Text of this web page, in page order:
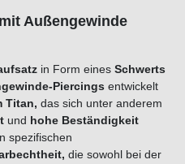
Außengewinde
in Form eines Schwerts
Piercings entwickelt
Titan, das sich unter anderem
und hohe Beständigkeit
spezifischen
die sowohl bei der